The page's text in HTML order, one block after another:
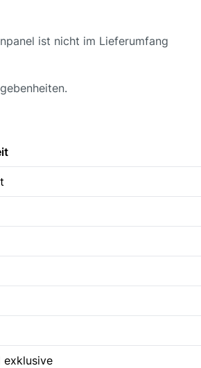
ist nicht im Lieferumfang
exklusive